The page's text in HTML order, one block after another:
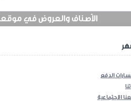
الأصناف والعروض في موقعنا
الدفع
الاجتماعية